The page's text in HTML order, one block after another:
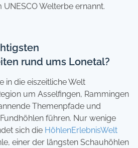
Welterbe ernannt.
rund ums Lonetal?
in die eiszeitliche Welt
um Asselfingen, Rammingen
Themenpfade und
führen. Nur wenige
sich die HöhlenErlebnisWelt
einer der längsten Schauhöhlen